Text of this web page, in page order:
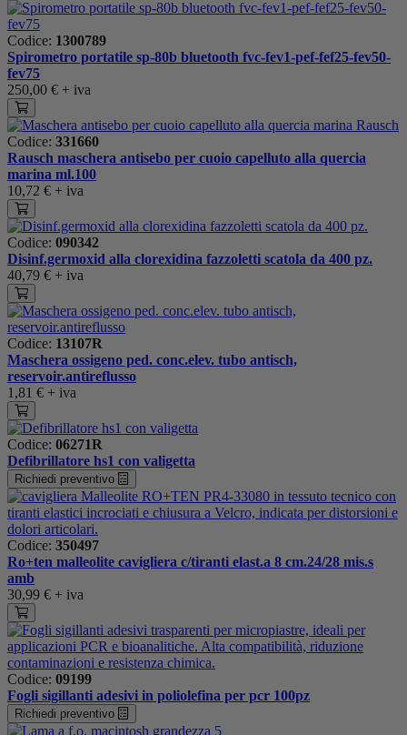
Codice: 1300789
Spirometro portatile sp-80b bluetooth fvc-fev1-pef-fef25-fev50-
fev75
250,00 € + iva
Codice: 331660
Rausch maschera antisebo per cuoio capelluto alla quercia
marina ml.100
10,72 € + iva
Codice: 090342
Disinf.germoxid alla clorexidina fazzoletti scatola da 400 pz.
40,79 € + iva
Codice: 13107R
Maschera ossigeno ped. conc.elev. tubo antisch,
reservoir.antireflusso
1,81 € + iva
Codice: 06271R
Defibrillatore hs1 con valigetta
Richiedi preventivo
Codice: 350497
Ro+ten malleolite cavigliera c/tiranti elast.a 8 cm.24/28 mis.s
amb
30,99 € + iva
Codice: 09199
Fogli sigillanti adesivi in poliolefina per pcr 100pz
Richiedi preventivo